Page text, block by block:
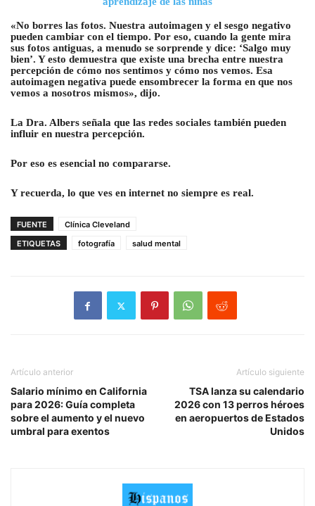
«No borres las fotos. Nuestra autoimagen y el sesgo negativo
pueden cambiar con el tiempo. Por eso, cuando la gente mira
sus fotos antiguas, a menudo se sorprende y dice: ‘Salgo muy
bien’. Y esto demuestra que existe una brecha entre nuestra
percepción de cómo nos sentimos y cómo nos vemos. Esa
autoimagen negativa puede ensombrecer la forma en que nos
vemos a nosotros mismos», dijo.
La Dra. Albers señala que las redes sociales también pueden
influir en nuestra percepción.
Por eso es esencial no compararse.
Y recuerda, lo que ves en internet no siempre es real.
FUENTE
Clínica Cleveland
ETIQUETAS
fotografía salud mental
Artículo anterior
Salario mínimo en California
para 2026: Guía completa
sobre el aumento y el nuevo
umbral para exentos
Artículo siguiente
TSA lanza su calendario
2026 con 13 perros héroes
en aeropuertos de Estados
Unidos